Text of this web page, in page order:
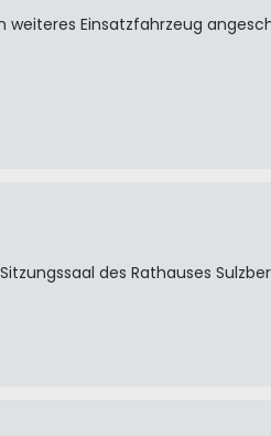
weiteres Einsatzfahrzeug
des Rathauses